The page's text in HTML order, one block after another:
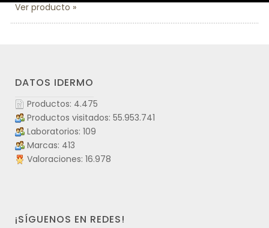
Ver producto
DATOS IDERMO
Productos: 4.475
Productos visitados: 55.953.741
Laboratorios: 109
Marcas: 413
Valoraciones: 16.978
¡SÍGUENOS EN REDES!